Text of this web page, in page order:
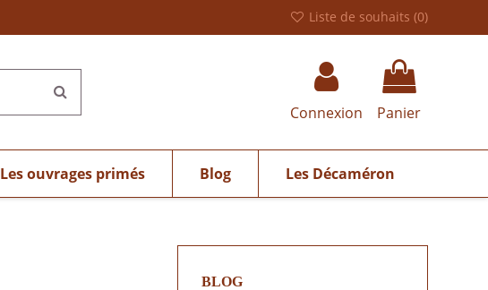
Liste de souhaits (0)
Connexion Panier
Les ouvrages primés Blog Les Décaméron
BLOG